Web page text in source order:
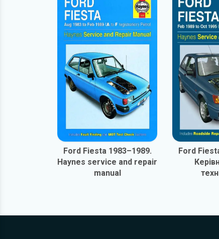
Ford Fiesta 1983–1989.
Haynes service and repair
manual
Ford